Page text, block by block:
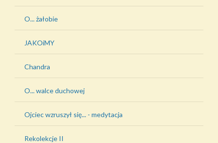
O... żałobie
JAKOiMY
Chandra
O... walce duchowej
Ojciec wzruszył się... - medytacja
Rekolekcje II